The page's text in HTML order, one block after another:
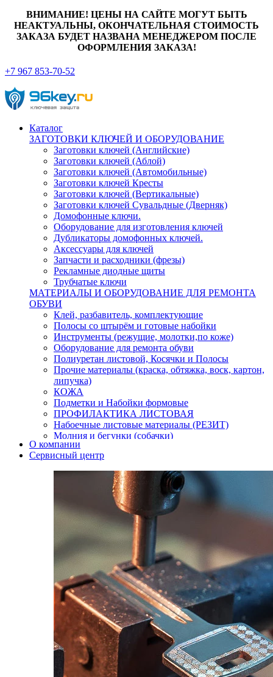
ВНИМАНИЕ! ЦЕНЫ НА САЙТЕ МОГУТ БЫТЬ
НЕАКТУАЛЬНЫ, ОКОНЧАТЕЛЬНАЯ СТОИМОСТЬ
ЗАКАЗА БУДЕТ НАЗВАНА МЕНЕДЖЕРОМ ПОСЛЕ
ОФОРМЛЕНИЯ ЗАКАЗА!
+7 967 853-70-52
Каталог
ЗАГОТОВКИ КЛЮЧЕЙ И ОБОРУДОВАНИЕ
Заготовки ключей (Английские)
Заготовки ключей (Аблой)
Заготовки ключей (Автомобильные)
Заготовки ключей Кресты
Заготовки ключей (Вертикальные)
Заготовки ключей Сувальдные (Дверняк)
Домофонные ключи.
Оборудование для изготовления ключей
Дубликаторы домофонных ключей.
Аксессуары для ключей
Запчасти и расходники (фрезы)
Рекламные диодные щиты
Трубчатые ключи
МАТЕРИАЛЫ И ОБОРУДОВАНИЕ ДЛЯ РЕМОНТА
ОБУВИ
Клей, разбавитель, комплектующие
Полосы со штырём и готовые набойки
Инструменты (режущие, молотки,по коже)
Оборудование для ремонта обуви
Полиуретан листовой, Косячки и Полосы
Прочие материалы (краска, обтяжка, воск, картон,
липучка)
КОЖА
Подметки и Набойки формовые
ПРОФИЛАКТИКА ЛИСТОВАЯ
Набоечные листовые материалы (РЕЗИТ)
Молния и бегунки (собачки)
Нитки,иглы-шило,крючки.
Уход и косметика для обуви
Кнопки (магнитые,кобурные)
Пряжки для ремня
О компании
Сервисный центр